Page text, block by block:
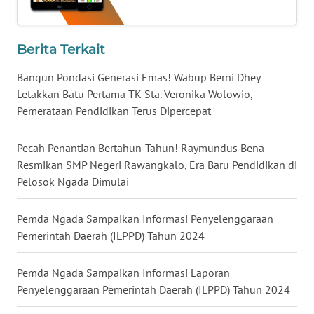
Berita Terkait
Bangun Pondasi Generasi Emas! Wabup Berni Dhey
Letakkan Batu Pertama TK Sta. Veronika Wolowio,
Pemerataan Pendidikan Terus Dipercepat
Pecah Penantian Bertahun-Tahun! Raymundus Bena
Resmikan SMP Negeri Rawangkalo, Era Baru Pendidikan di
Pelosok Ngada Dimulai
Pemda Ngada Sampaikan Informasi Penyelenggaraan
Pemerintah Daerah (ILPPD) Tahun 2024
Pemda Ngada Sampaikan Informasi Laporan
Penyelenggaraan Pemerintah Daerah (ILPPD) Tahun 2024
JATENG
WN
NUSANTARA
WN
WN